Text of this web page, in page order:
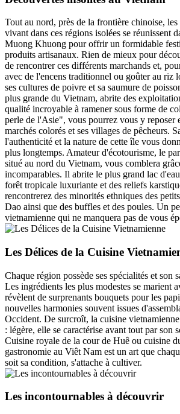
Tout au nord, près de la frontière chinoise, les
vivant dans ces régions isolées se réunissent
Muong Khuong pour offrir un formidable
produits artisanaux. Rien de mieux pour
de rencontrer ces différents marchands et,
avec de l'encens traditionnel ou goûter au
ses cultures de poivre et sa saumure de
plus grande du Vietnam, abrite des
qualité incroyable à ramener sous forme de
perle de l'Asie", vous pourrez vous y reposer
marchés colorés et ses villages de pêcheurs.
l'authenticité et la nature de cette île vous
plus longtemps. Amateur d'écotourisme, le
situé au nord du Vietnam, vous comblera
incomparables. Il abrite le plus grand lac
forêt tropicale luxuriante et des reliefs
rencontrerez des minorités ethniques des
Dao ainsi que des buffles et des poules. Un
vietnamienne qui ne manquera pas de vous
Les Délices de la Cuisine
Chaque région possède ses spécialités et son
Les ingrédients les plus modestes se marient
révèlent de surprenants bouquets pour les
nouvelles harmonies souvent issues
Occident. De surcroît, la cuisine
: légère, elle se caractérise avant tout par son
Cuisine royale de la cour de Huê ou cuisine
gastronomie au Viêt Nam est un art que
soit sa condition, s'attache à cultiver.
Les incontournables à découvrir